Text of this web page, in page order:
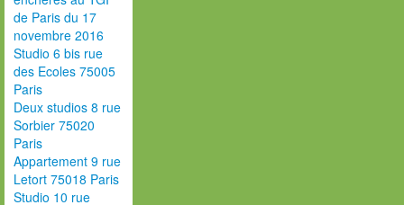
de Paris du 17
novembre 2016
Studio 6 bis rue
des Ecoles 75005
Paris
Deux studios 8 rue
Sorbier 75020
Paris
Appartement 9 rue
Letort 75018 Paris
Studio 10 rue